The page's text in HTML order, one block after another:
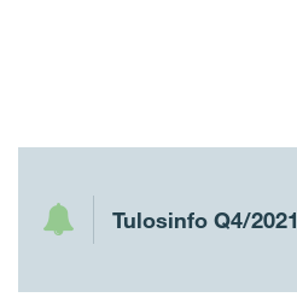
Tulosinfo Q4/2021